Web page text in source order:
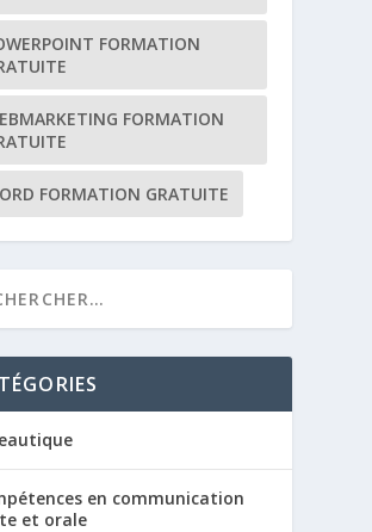
FORMATION
FORMATION
FORMATION GRATUITE
en communication
et orale